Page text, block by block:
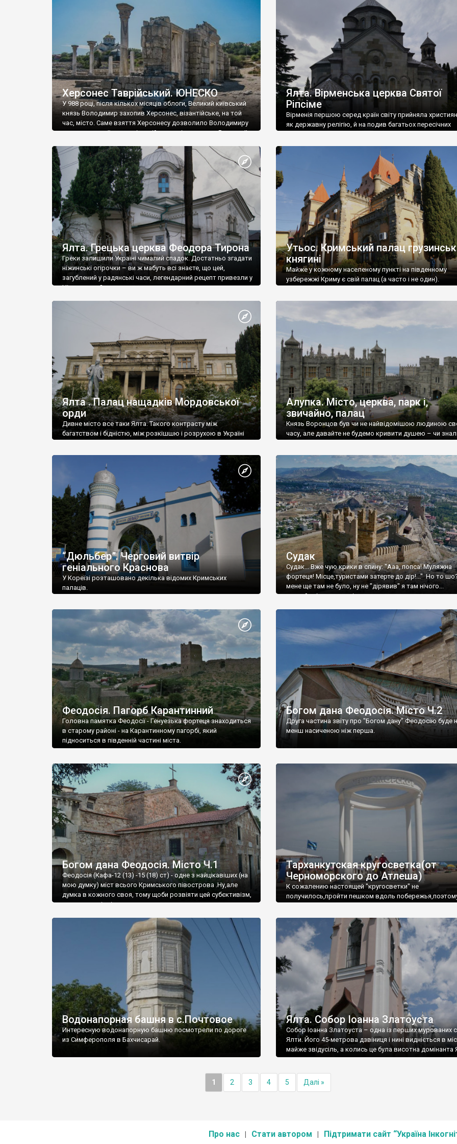
візантійської доби. Раритети викрадені з фондів об’єкту
культурної спадщини ЮНЕСКО «Херсонеса Таврійського».
Офіційно – на виставку «Золото Візантії», але експерти та
влада в Україні вважають це лише […]
називаються «повстяками» (postaki)…” “Вино. Крим
виробляє відмінне вино і його вдосталь: воно все
легке біле і дуже […]
Херсонес Таврійський. ЮНЕСКО
У 988 році, після кількох місяців облоги, Великий київський
князь Володимир захопив Херсонес, візантійське, на той
час, місто. Саме взяття Херсонесу дозволило Володимиру
диктувати свої умови візантійському імператору Василю ІІ,
Херсонесі Володимир-язичник, став Василем-
християнином. А потім було Хрещення Русі. На честь
Херсонесу Таврійського названо місто […]
Ялта. Вірменська церква Святої
Ріпсіме
Вірменія першою серед країн світу прийняла
як державну релігію, й на подив багатьох пересічних
Ялта. Грецька церква Феодора Тирона
Греки залишили Україні чималий спадок. Достатньо згадати
ніжинські огірочки – ви ж мабуть всі знаєте, що цей,
загублений у радянські часи, легендарний рецепт привезли у
Ніжин греки?
Утьос. Кримський палац
княгині
Майже у кожному населеному пункті на південному
узбережжі Криму є свій палац (а часто і не один).
Ялта . Палац нащадків Мордовської
орди
Дивне місто все таки Ялта. Такого контрасту між
багатством і бідністю, між розкішшю і розрухою в Україні
Алупка. Місто, церква, парк і,
звичайно, палац
Князь Воронцов був чи не найвідомішою людиною
часу, але давайте не будемо кривити душею – чи
“Дюльбер”. Черговий витвір
геніального Краснова
У Кореїзі розташовано декілька відомих Кримських
палаців.
Судак
Судак... Вже чую крики в спину: "Ааа, попса! Муляжна
фортеця! Місце,туристами затерте до дір!..." Но то
мене ще там не було, ну не "дірявив" я там нічого...
принаймні до цього літа.
Феодосія. Пагорб Карантинний
Головна памятка Феодосії - Генуезька фортеця знаходиться
в старому районі - на Карантинному пагорбі, який
підноситься в південній частині міста.
Богом дана Феодосія. Місто Ч.2
Друга частина звіту про "Богом дану" Феодосію буде
менш насиченою ніж перша.
Богом дана Феодосія. Місто Ч.1
Феодосія (Кафа-12 (13) -15 (18) ст) - одне з найцікавіших (на
мою думку) міст всього Кримського півострова .Ну,але
думка в кожного своя, тому щоби розвіяти цей субєктивізм,
запрошую відвідати це
Тарханкутская кругосветка(от
Черноморского до Атлеша)
К сожалению настоящей "кругосветки" не
получилось,пройти пешком вдоль
Водонапорная башня в с.Почтовое
Интересную водонапорную башню посмотрели по дороге
из Симферополя в Бахчисарай.
Ялта. Собор Іоанна Златоуста
Собор Іоанна Златоуста – одна із перших мурованих
Ялти. Його 45-метрова дзвіниця і нині видніється в
майже звідусіль, а колись це була висотна домінанта
1 2 3 4 5 Далі »
Про нас Стати автором Підтримати сайт “Україна